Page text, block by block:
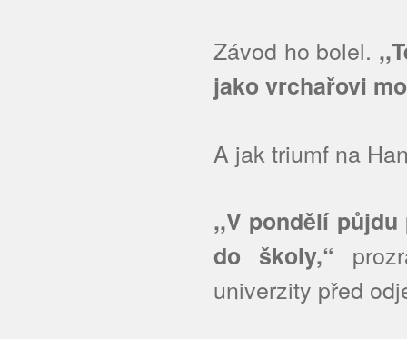
Závod ho bolel.
jako vrchařovi
A jak triumf na
,,V pondělí
do školy,“
univerzity před